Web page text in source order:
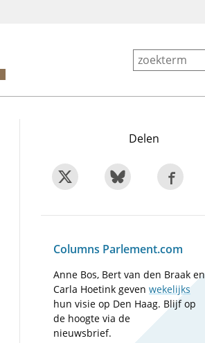
Delen
Columns Parlement.com
Anne Bos, Bert van den Braak en
Carla Hoetink gevenwekelijks
hun visie op Den Haag. Blijf op
de hoogte via de
nieuwsbrief.